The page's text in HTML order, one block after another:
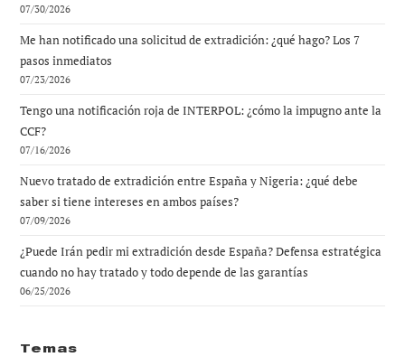
07/30/2026
Me han notificado una solicitud de extradición: ¿qué hago? Los 7
pasos inmediatos
07/23/2026
Tengo una notificación roja de INTERPOL: ¿cómo la impugno ante la
CCF?
07/16/2026
Nuevo tratado de extradición entre España y Nigeria: ¿qué debe
saber si tiene intereses en ambos países?
07/09/2026
¿Puede Irán pedir mi extradición desde España? Defensa estratégica
cuando no hay tratado y todo depende de las garantías
06/25/2026
Temas